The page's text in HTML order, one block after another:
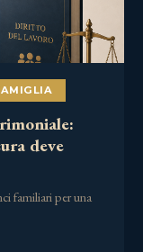
deve
familiari per una